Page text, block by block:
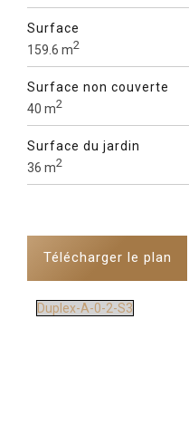
Surface
159.6 m2
Surface non couverte
40 m2
Surface du jardin
36 m2
Télécharger le plan
Duplex-A-0-2-S3